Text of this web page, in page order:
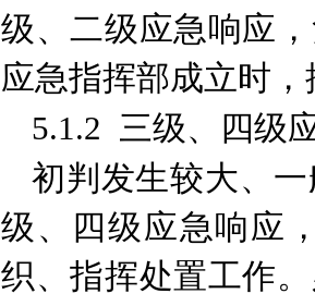
级、二级应急响应
应急指挥部成立时
5.1.2 三级、四级
初判发生较大、
级、四级应急响应
织、指挥处置工作